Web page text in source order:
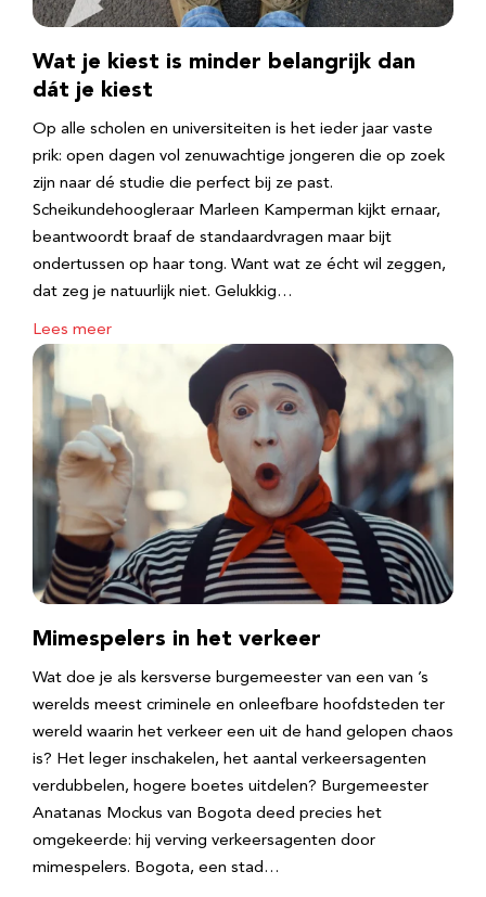
Wat je kiest is minder belangrijk dan
dát je kiest
Op alle scholen en universiteiten is het ieder jaar vaste
prik: open dagen vol zenuwachtige jongeren die op zoek
zijn naar dé studie die perfect bij ze past.
Scheikundehoogleraar Marleen Kamperman kijkt ernaar,
beantwoordt braaf de standaardvragen maar bijt
ondertussen op haar tong. Want wat ze écht wil zeggen,
dat zeg je natuurlijk niet. Gelukkig…
Lees meer
Mimespelers in het verkeer
Wat doe je als kersverse burgemeester van een van ’s
werelds meest criminele en onleefbare hoofdsteden ter
wereld waarin het verkeer een uit de hand gelopen chaos
is? Het leger inschakelen, het aantal verkeersagenten
verdubbelen, hogere boetes uitdelen? Burgemeester
Anatanas Mockus van Bogota deed precies het
omgekeerde: hij verving verkeersagenten door
mimespelers. Bogota, een stad…